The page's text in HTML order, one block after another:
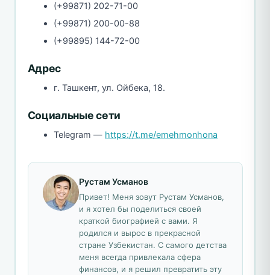
(+99871) 202-71-00
(+99871) 200-00-88
(+99895) 144-72-00
Адрес
г. Ташкент, ул. Ойбека, 18.
Социальные сети
Telegram — https://t.me/emehmonhona
Рустам Усманов
Привет! Меня зовут Рустам Усманов,
и я хотел бы поделиться своей
краткой биографией с вами. Я
родился и вырос в прекрасной
стране Узбекистан. С самого детства
меня всегда привлекала сфера
финансов, и я решил превратить эту